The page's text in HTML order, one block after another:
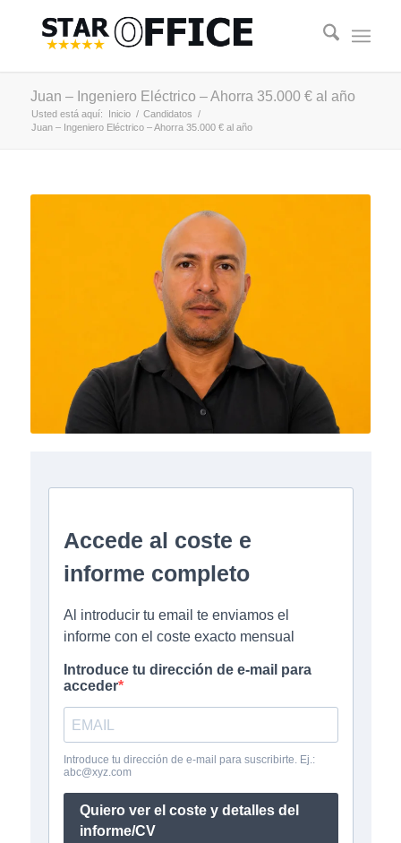
Juan – Ingeniero Eléctrico – Ahorra 35.000 € al año
Usted está aquí: Inicio / Candidatos /
Juan – Ingeniero Eléctrico – Ahorra 35.000 € al año